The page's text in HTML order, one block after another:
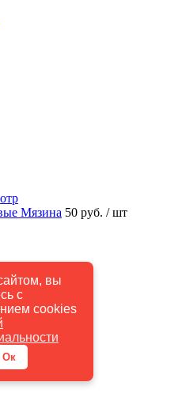
вы
с
cookies
Ок
Мязина 50 руб. / шт